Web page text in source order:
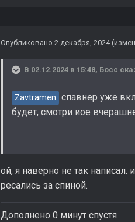
Опубликовано 2 декабря, 2024
В 02.12.2024 в 15:48, Босс
Zavtramen спавнер уже
будет, смотри иое
ой, я наверно не так
ресались за спиной.
Дополнено 0 минут спустя